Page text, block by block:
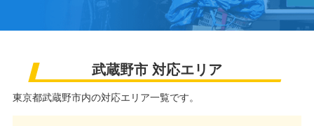
武蔵野市 対応エリア
東京都武蔵野市内の対応エリア一覧です。